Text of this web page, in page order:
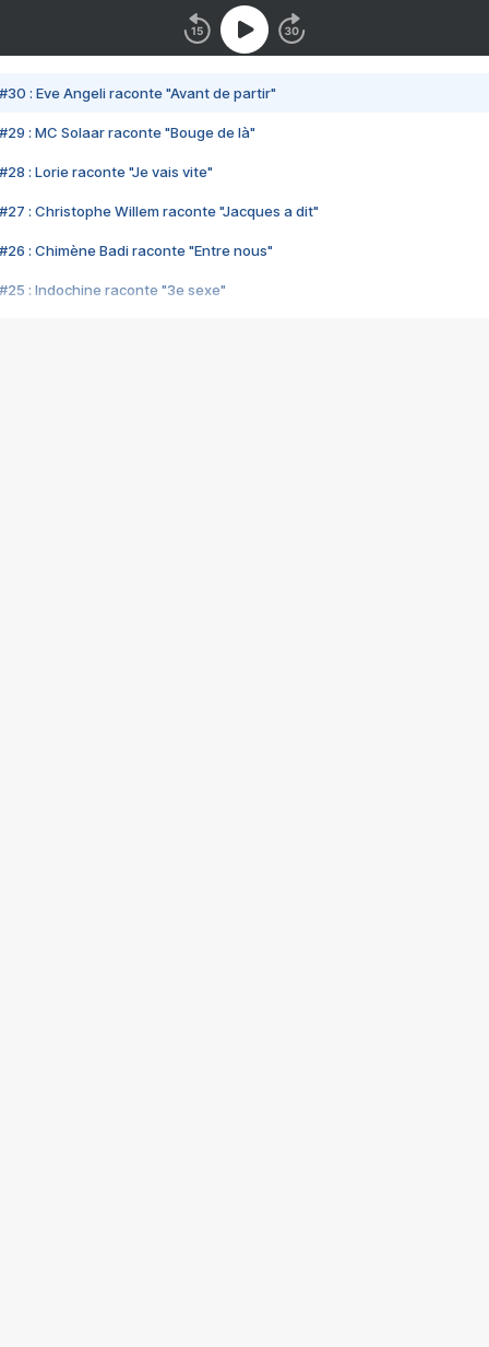
#30 : Eve Angeli raconte "Avant de partir"
#29 : MC Solaar raconte "Bouge de là"
#28 : Lorie raconte "Je vais vite"
#27 : Christophe Willem raconte "Jacques a dit"
#26 : Chimène Badi raconte "Entre nous"
#25 : Indochine raconte "3e sexe"